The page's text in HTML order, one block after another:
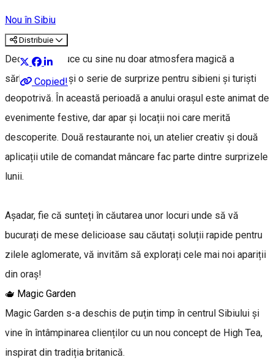
Nou în Sibiu
Distribuie
Copied!
Decembrie aduce cu sine nu doar atmosfera magică a
sărbătorilor, ci și o serie de surprize pentru sibieni și turiști
deopotrivă. În această perioadă a anului orașul este animat de
evenimente festive, dar apar și locații noi care merită
descoperite. Două restaurante noi, un atelier creativ și două
aplicații utile de comandat mâncare fac parte dintre surprizele
lunii.
Așadar, fie că sunteți în căutarea unor locuri unde să vă
bucurați de mese delicioase sau căutați soluții rapide pentru
zilele aglomerate, vă invităm să explorați cele mai noi apariții
din oraș!
🫖 Magic Garden
Magic Garden s-a deschis de puțin timp în centrul Sibiului și
vine în întâmpinarea clienților cu un nou concept de High Tea,
inspirat din tradiția britanică.